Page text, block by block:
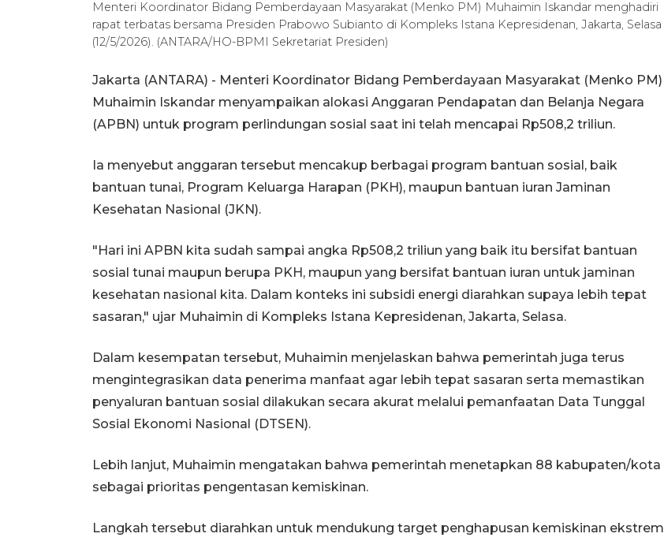
Menteri Koordinator Bidang Pemberdayaan Masyarakat (Menko PM) Muhaimin Iskandar menghadiri
rapat terbatas bersama Presiden Prabowo Subianto di Kompleks Istana Kepresidenan, Jakarta, Selasa
(12/5/2026). (ANTARA/HO-BPMI Sekretariat Presiden)
Jakarta (ANTARA) - Menteri Koordinator Bidang Pemberdayaan Masyarakat (Menko PM)
Muhaimin Iskandar menyampaikan alokasi Anggaran Pendapatan dan Belanja Negara
(APBN) untuk program perlindungan sosial saat ini telah mencapai Rp508,2 triliun.
Ia menyebut anggaran tersebut mencakup berbagai program bantuan sosial, baik
bantuan tunai, Program Keluarga Harapan (PKH), maupun bantuan iuran Jaminan
Kesehatan Nasional (JKN).
"Hari ini APBN kita sudah sampai angka Rp508,2 triliun yang baik itu bersifat bantuan
sosial tunai maupun berupa PKH, maupun yang bersifat bantuan iuran untuk jaminan
kesehatan nasional kita. Dalam konteks ini subsidi energi diarahkan supaya lebih tepat
sasaran," ujar Muhaimin di Kompleks Istana Kepresidenan, Jakarta, Selasa.
Dalam kesempatan tersebut, Muhaimin menjelaskan bahwa pemerintah juga terus
mengintegrasikan data penerima manfaat agar lebih tepat sasaran serta memastikan
penyaluran bantuan sosial dilakukan secara akurat melalui pemanfaatan Data Tunggal
Sosial Ekonomi Nasional (DTSEN).
Lebih lanjut, Muhaimin mengatakan bahwa pemerintah menetapkan 88 kabupaten/kota
sebagai prioritas pengentasan kemiskinan.
Langkah tersebut diarahkan untuk mendukung target penghapusan kemiskinan ekstrem